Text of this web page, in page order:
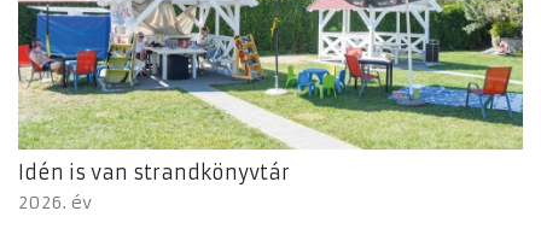
Idén is van strandkönyvtár
2026. év